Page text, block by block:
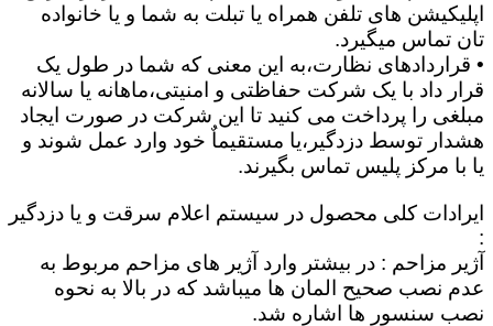
اپلیکیشن های تلفن همراه یا تبلت به شما و یا خانواده
تان تماس میگیرد.
• قراردادهای نظارت،به این معنی که شما در طول یک
قرار داد با یک شرکت حفاظتی و امنیتی،ماهانه یا سالانه
مبلغی را پرداخت می کنید تا این شرکت در صورت ایجاد
هشدار توسط دزدگیر،یا مستقیماٌ خود وارد عمل شوند و
یا با مرکز پلیس تماس بگیرند.
ایرادات کلی محصول در سیستم اعلام سرقت و یا دزدگیر
:
آژیر مزاحم : در بیشتر وارد آژیر های مزاحم مربوط به
عدم نصب صحیح المان ها میباشد که در بالا به نحوه
نصب سنسور ها اشاره شد.